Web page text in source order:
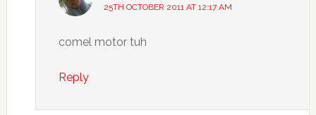
25TH OCTOBER 2011 AT 12:17 AM
comel motor tuh
Reply